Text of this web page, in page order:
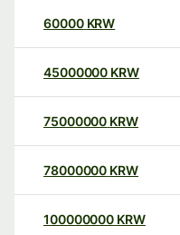
60000 KRW
45000000 KRW
75000000 KRW
78000000 KRW
100000000 KRW